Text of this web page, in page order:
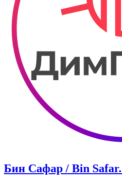
Бин Сафар / Bin